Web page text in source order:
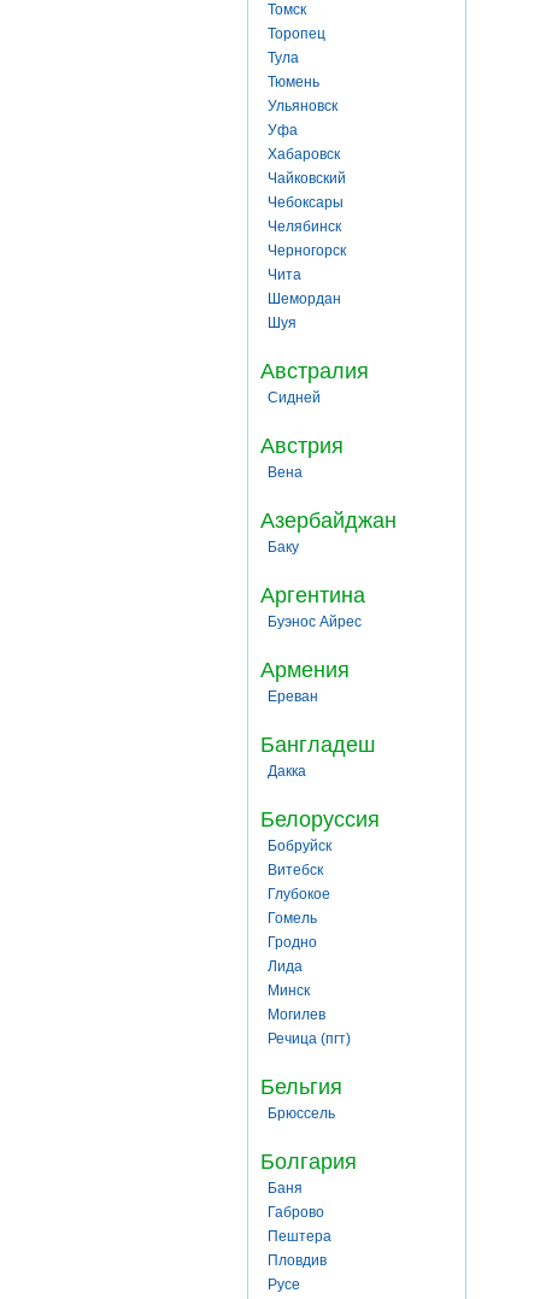
Томск
Торопец
Тула
Тюмень
Ульяновск
Уфа
Хабаровск
Чайковский
Чебоксары
Челябинск
Черногорск
Чита
Шемордан
Шуя
Австралия
Сидней
Австрия
Вена
Азербайджан
Баку
Аргентина
Буэнос Айрес
Армения
Ереван
Бангладеш
Дакка
Белоруссия
Бобруйск
Витебск
Глубокое
Гомель
Гродно
Лида
Минск
Могилев
Речица (пгт)
Бельгия
Брюссель
Болгария
Баня
Габрово
Пештера
Пловдив
Русе